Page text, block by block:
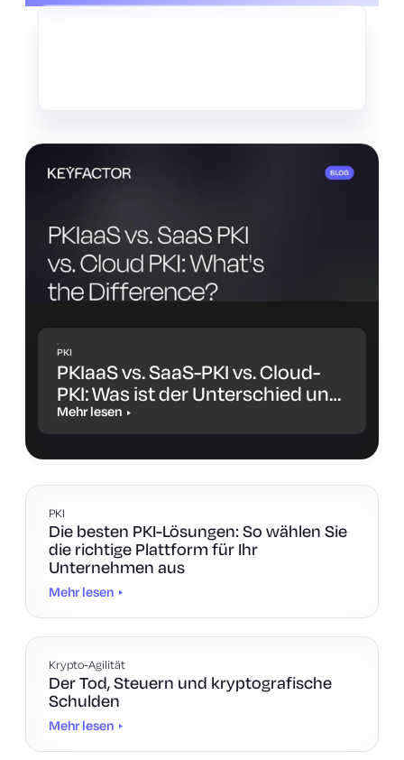
PKI
PKIaaS vs. SaaS-PKI vs. Cloud-
PKI: Was ist der Unterschied und
welche Lösung ist die richtige für
Sie?
Mehr lesen
PKI
Die besten PKI-Lösungen: So wählen Sie
die richtige Plattform für Ihr
Unternehmen aus
Mehr lesen
Krypto-Agilität
Der Tod, Steuern und kryptografische
Schulden
Mehr lesen